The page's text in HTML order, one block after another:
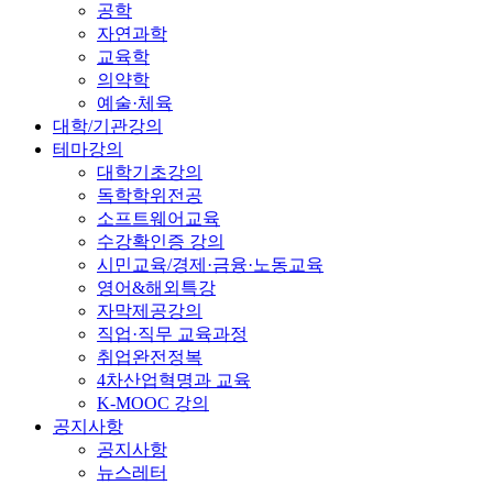
공학
자연과학
교육학
의약학
예술·체육
대학/기관강의
테마강의
대학기초강의
독학학위전공
소프트웨어교육
수강확인증 강의
시민교육/경제·금융·노동교육
영어&해외특강
자막제공강의
직업·직무 교육과정
취업완전정복
4차산업혁명과 교육
K-MOOC 강의
공지사항
공지사항
뉴스레터